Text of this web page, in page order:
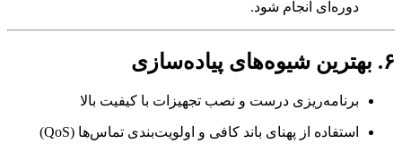
دوره‌ای انجام شود.
برنامه‌ریزی درست و نصب تجهیزات با کیفیت بالا
استفاده از پهنای باند کافی و اولویت‌بندی تماس‌ها (QoS)